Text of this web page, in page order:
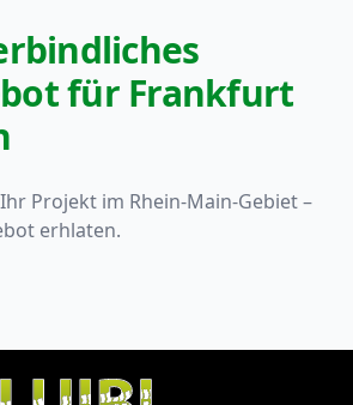
für Frankfurt
Projekt im Rhein-Main-Gebiet –
erhlaten.